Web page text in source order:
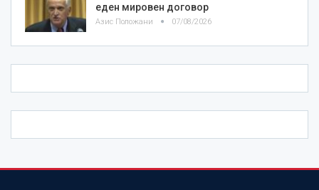
еден мировен договор
Азис Положани 07/08/2026